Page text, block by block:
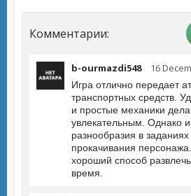
Комментарии:
b-ourmazdi548 16
Игра отлично передает
транспортных средств.
и простые механики
увлекательным. Однако
разнообразия в
прокачивания
хороший способ
время.